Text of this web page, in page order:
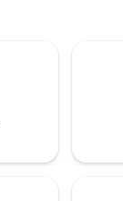
っています。紅茶、
ヒー。 バリアフリー
けません。